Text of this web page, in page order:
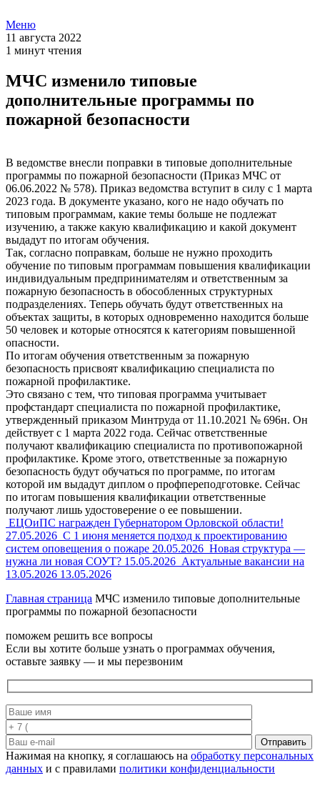
Меню
11 августа 2022
1 минут чтения
МЧС изменило типовые
дополнительные программы по
пожарной безопасности
В ведомстве внесли поправки в типовые дополнительные
программы по пожарной безопасности (Приказ МЧС от
06.06.2022 № 578). Приказ ведомства вступит в силу с 1 марта
2023 года. В документе указано, кого не надо обучать по
типовым программам, какие темы больше не подлежат
изучению, а также какую квалификацию и какой документ
выдадут по итогам обучения.
Так, согласно поправкам, больше не нужно проходить
обучение по типовым программам повышения квалификации
индивидуальным предпринимателям и ответственным за
пожарную безопасность в обособленных структурных
подразделениях. Теперь обучать будут ответственных на
объектах защиты, в которых одновременно находится больше
50 человек и которые относятся к категориям повышенной
опасности.
По итогам обучения ответственным за пожарную
безопасность присвоят квалификацию специалиста по
пожарной профилактике.
Это связано с тем, что типовая программа учитывает
профстандарт специалиста по пожарной профилактике,
утвержденный приказом Минтруда от 11.10.2021 № 696н. Он
действует с 1 марта 2022 года. Сейчас ответственные
получают квалификацию специалиста по противопожарной
профилактике. Кроме этого, ответственные за пожарную
безопасность будут обучаться по программе, по итогам
которой им выдадут диплом о профпереподготовке. Сейчас
по итогам повышения квалификации ответственные
получают лишь удостоверение о ее повышении.
ЕЦОиПС награжден Губернатором Орловской области!
27.05.2026 С 1 июня меняется подход к проектированию
систем оповещения о пожаре 20.05.2026 Новая структура —
нужна ли новая СОУТ? 15.05.2026 Актуальные вакансии на
13.05.2026 13.05.2026
Главная страница МЧС изменило типовые дополнительные
программы по пожарной безопасности
поможем решить все вопросы
Если вы хотите больше узнать о программах обучения,
оставьте заявку — и мы перезвоним
Отправить
Нажимая на кнопку, я соглашаюсь на обработку персональных
данных и с правилами политики конфиденциальности